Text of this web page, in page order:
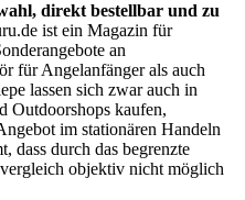
direkt bestellbar und zu
ist ein Magazin für
an
für Angelanfänger als auch
lassen sich zwar auch in
Outdoorshops kaufen,
im stationären Handeln
dass durch das begrenzte
objektiv nicht möglich